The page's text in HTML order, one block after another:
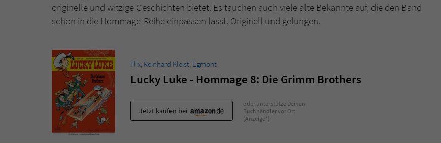
originelle und witzige Geschichten bietet. Es tauchen auch viele alte Bekannte auf, die den Band
schön in die Hommage-Reihe einpassen lässt. Originell und gelungen.
Flix, Reinhard Kleist, Egmont
Lucky Luke - Hommage 8: Die Grimm Brothers
Jetzt kaufen bei
oder unterstütze Deinen
Buchhändler vor Ort
(Anzeige*)